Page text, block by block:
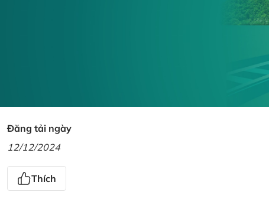
Đăng tải ngày
12/12/2024
Thích